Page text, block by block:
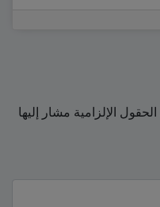
الحقول الإلزامية مشار إليها